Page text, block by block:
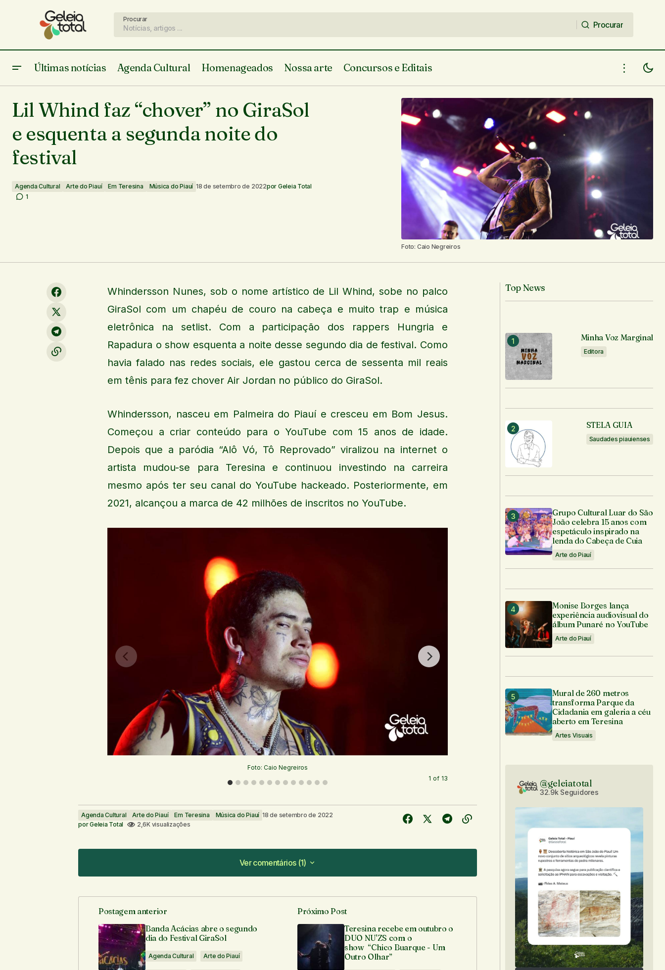
Procurar
Procurar
Últimas notícias Agenda Cultural Homenageados Nossa arte Concursos e Editais
Festival GiraSol
Em Teresina
Música do Piauí
Lil Whind faz “chover” no GiraSol e esquenta a
segunda noite do festival
NU'ZS com o show “Chico Buarque -
Um Outro Olhar”
Lil Whind faz “chover” no GiraSol
e esquenta a segunda noite do
festival
Agenda Cultural Arte do Piauí Em Teresina Música do Piauí 18 de setembro de 2022por Geleia Total
1
Foto: Caio Negreiros
Whindersson Nunes, sob o nome artístico de Lil Whind, sobe no palco
GiraSol com um chapéu de couro na cabeça e muito trap e música
eletrônica na setlist. Com a participação dos rappers Hungria e
Rapadura o show esquenta a noite desse segundo dia de festival. Como
havia falado nas redes sociais, ele gastou cerca de sessenta mil reais
em tênis para fez chover Air Jordan no público do GiraSol.
Whindersson, nasceu em Palmeira do Piauí e cresceu em Bom Jesus.
Começou a criar conteúdo para o YouTube com 15 anos de idade.
Depois que a paródia “Alô Vó, Tô Reprovado” viralizou na internet o
artista mudou-se para Teresina e continuou investindo na carreira
mesmo após ter seu canal do YouTube hackeado. Posteriormente, em
2021, alcançou a marca de 42 milhões de inscritos no YouTube.
Foto: Caio Negreiros
1 of 13
Agenda Cultural Arte do Piauí Em Teresina Música do Piauí 18 de setembro de 2022
porGeleia Total 2,6K visualizações
Ver comentários (1)
Ver comentários (1)
O seu endereço de e-mail não será publicado. Campos obrigatórios são marcados com
Comentário*
Postagem anterior
Banda Acácias abre o segundo
dia do Festival GiraSol
Agenda Cultural Arte do Piauí
Próximo Post
Teresina recebe em outubro o
DUO NU'ZS com o
show “Chico Buarque - Um
Outro Olhar”
Top News
Minha Voz Marginal
Editora
STELA GUIA
Saudades piauienses
Grupo Cultural Luar do São
João celebra 15 anos com
espetáculo inspirado na
lenda do Cabeça de Cuia
Arte do Piauí
Monise Borges lança
experiência audiovisual do
álbum Punaré no YouTube
Arte do Piauí
Mural de 260 metros
transforma Parque da
Cidadania em galeria a céu
aberto em Teresina
Artes Visuais
@geleiatotal
32.9k Seguidores